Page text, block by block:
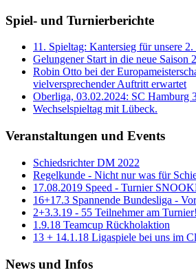
Spiel- und Turnierberichte
11. Spieltag: Kantersieg für unsere
Gelungener Start in die neue Saison
Robin Otto bei der
vielversprechender Auftritt erwartet
Oberliga, 03.02.2024: SC Hamburg
Wechselspieltag mit Lübeck.
Veranstaltungen und Events
Schiedsrichter DM 2022
Regelkunde - Nicht nur was für
17.08.2019 Speed - Turnier
16+17.3 Spannende Bundesliga -
2+3.3.19 - 55 Teilnehmer am Turnier!
1.9.18 Teamcup Rückholaktion
13 + 14.1.18 Ligaspiele bei uns im
News und Infos